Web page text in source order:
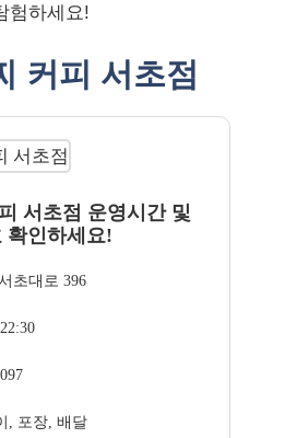
험하세요!
커피 서초점
서초점 운영시간 및
확인하세요!
초대로 396
, 포장, 배달